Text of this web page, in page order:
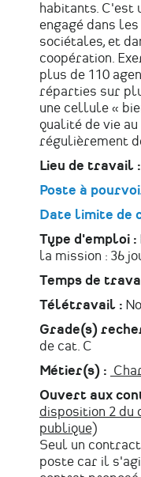
habitants.
engagé dans
sociétales, et
coopération.
plus de 110
réparties sur
une cellule «
qualité de vie
régulièrement
Lieu de travail :
Poste à
Date limite de
Type d'emploi :
la mission : 36
Temps de
Télétravail :
Grade(s)
de cat. C
Métier(s) :
Ouvert aux
disposition 2 du
publique)
Seul un
poste car il